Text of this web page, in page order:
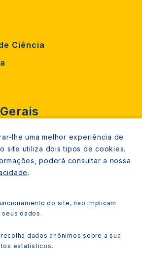
Ciência
rede fixa)
lhe uma melhor experiência de
site utiliza dois tipos de cookies.
poderá consultar a nossa
.
do site, não implicam
dados.
dados anónimos sobre a sua
estatísticos.